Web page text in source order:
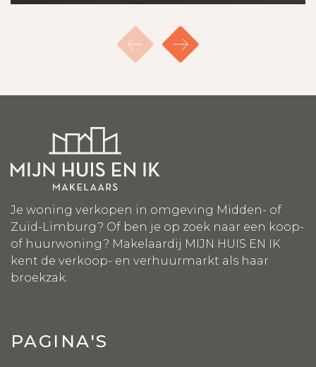
Je woning verkopen in omgeving Midden- of
Zuid-Limburg? Of ben je op zoek naar een koop-
of huurwoning? Makelaardij MIJN HUIS EN IK
kent de verkoop- en verhuurmarkt als haar
broekzak.
PAGINA'S